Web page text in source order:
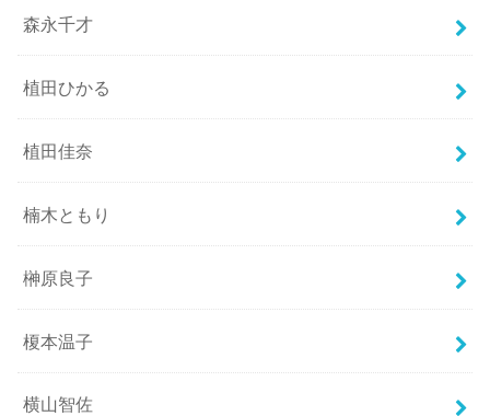
森永千才
植田ひかる
植田佳奈
楠木ともり
榊原良子
榎本温子
横山智佐